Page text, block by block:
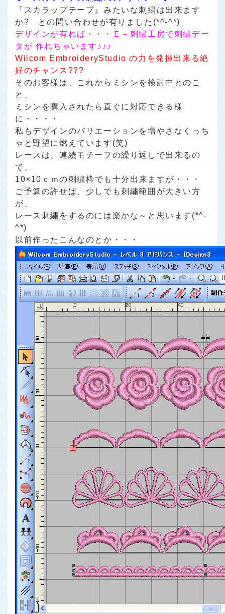
『スカラップテープ』みたいな刺繍は出来ます
か?
との問い合わせが有りました(*^-^*)
デザインが有れば・・・Ｅ－刺繍工房で刺繍デー
タが 作れちゃいます♪♪♪
Wilcom EmbroideryStudio の力を発揮出来る絶
好のチャンス???
そのお客様は、これからミシンを検討中とのこ
と、
ミシンを購入されたら直ぐに対応できる様
に・・・・
私もデザインのバリエーションを増やさなくっち
ゃと野望に燃えています(笑)
レースは、連続モチーフの繰り返しで出来るの
で、
10×10ｃｍの刺繍枠でも十分出来ますが・・・
ご予算の許せば、少しでも刺繍範囲が大きい方
が、
レース刺繍をするのには楽かな～と思います(*^-
^*)
以前作ったこんなのとか・・・